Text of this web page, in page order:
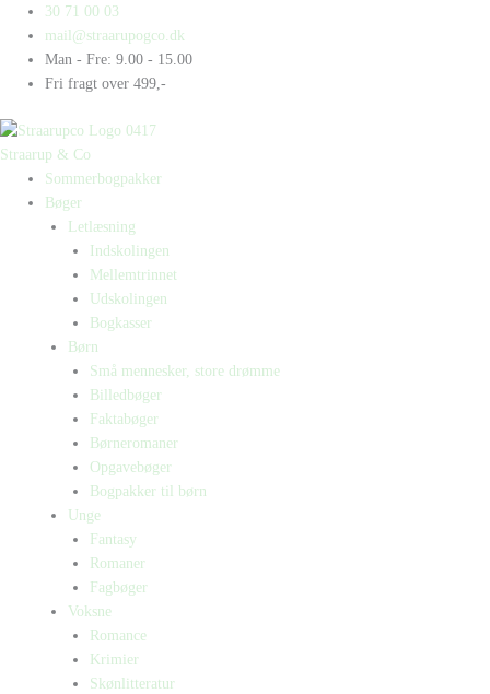
indholdet
30 71 00 03
mail@straarupogco.dk
Man - Fre: 9.00 - 15.00
Fri fragt over 499,-
Straarup & Co
Sommerbogpakker
Bøger
Letlæsning
Indskolingen
Mellemtrinnet
Udskolingen
Bogkasser
Børn
Små mennesker, store drømme
Billedbøger
Faktabøger
Børneromaner
Opgavebøger
Bogpakker til børn
Unge
Fantasy
Romaner
Fagbøger
Voksne
Romance
Krimier
Skønlitteratur
Products
search
Products
search
La,la,